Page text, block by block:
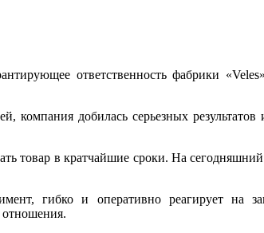
ответственность фабрики
добилась серьезных
товар в кратчайшие сроки. На
гибко и оперативно реагирует на
отношения.